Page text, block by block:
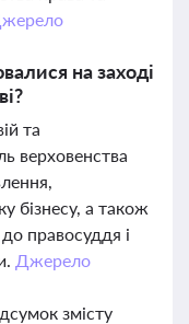
на заході
та
верховенства
бізнесу, а також
правосуддя і
Джерело
змісту